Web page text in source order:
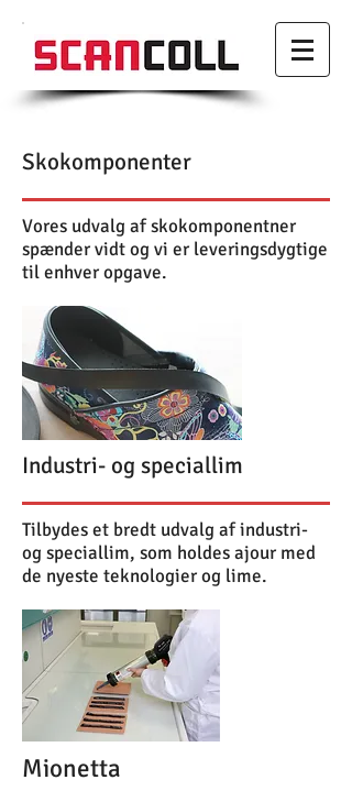
Skokomponenter
Vores udvalg af skokomponentner
spænder vidt og vi er leveringsdygtige
til enhver opgave.
Industri- og speciallim
Tilbydes et bredt udvalg af industri-
og speciallim, som holdes ajour med
de nyeste teknologier og lime.
Mionetta